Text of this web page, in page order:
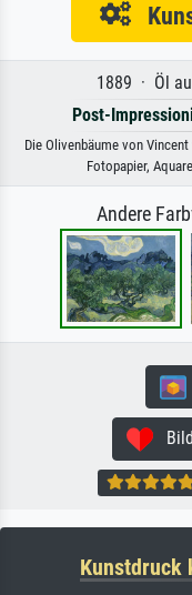
1889 · Öl
Post-
Die Olivenbäume von
Fotopapier,
Andere
Bild
Kunstdruck